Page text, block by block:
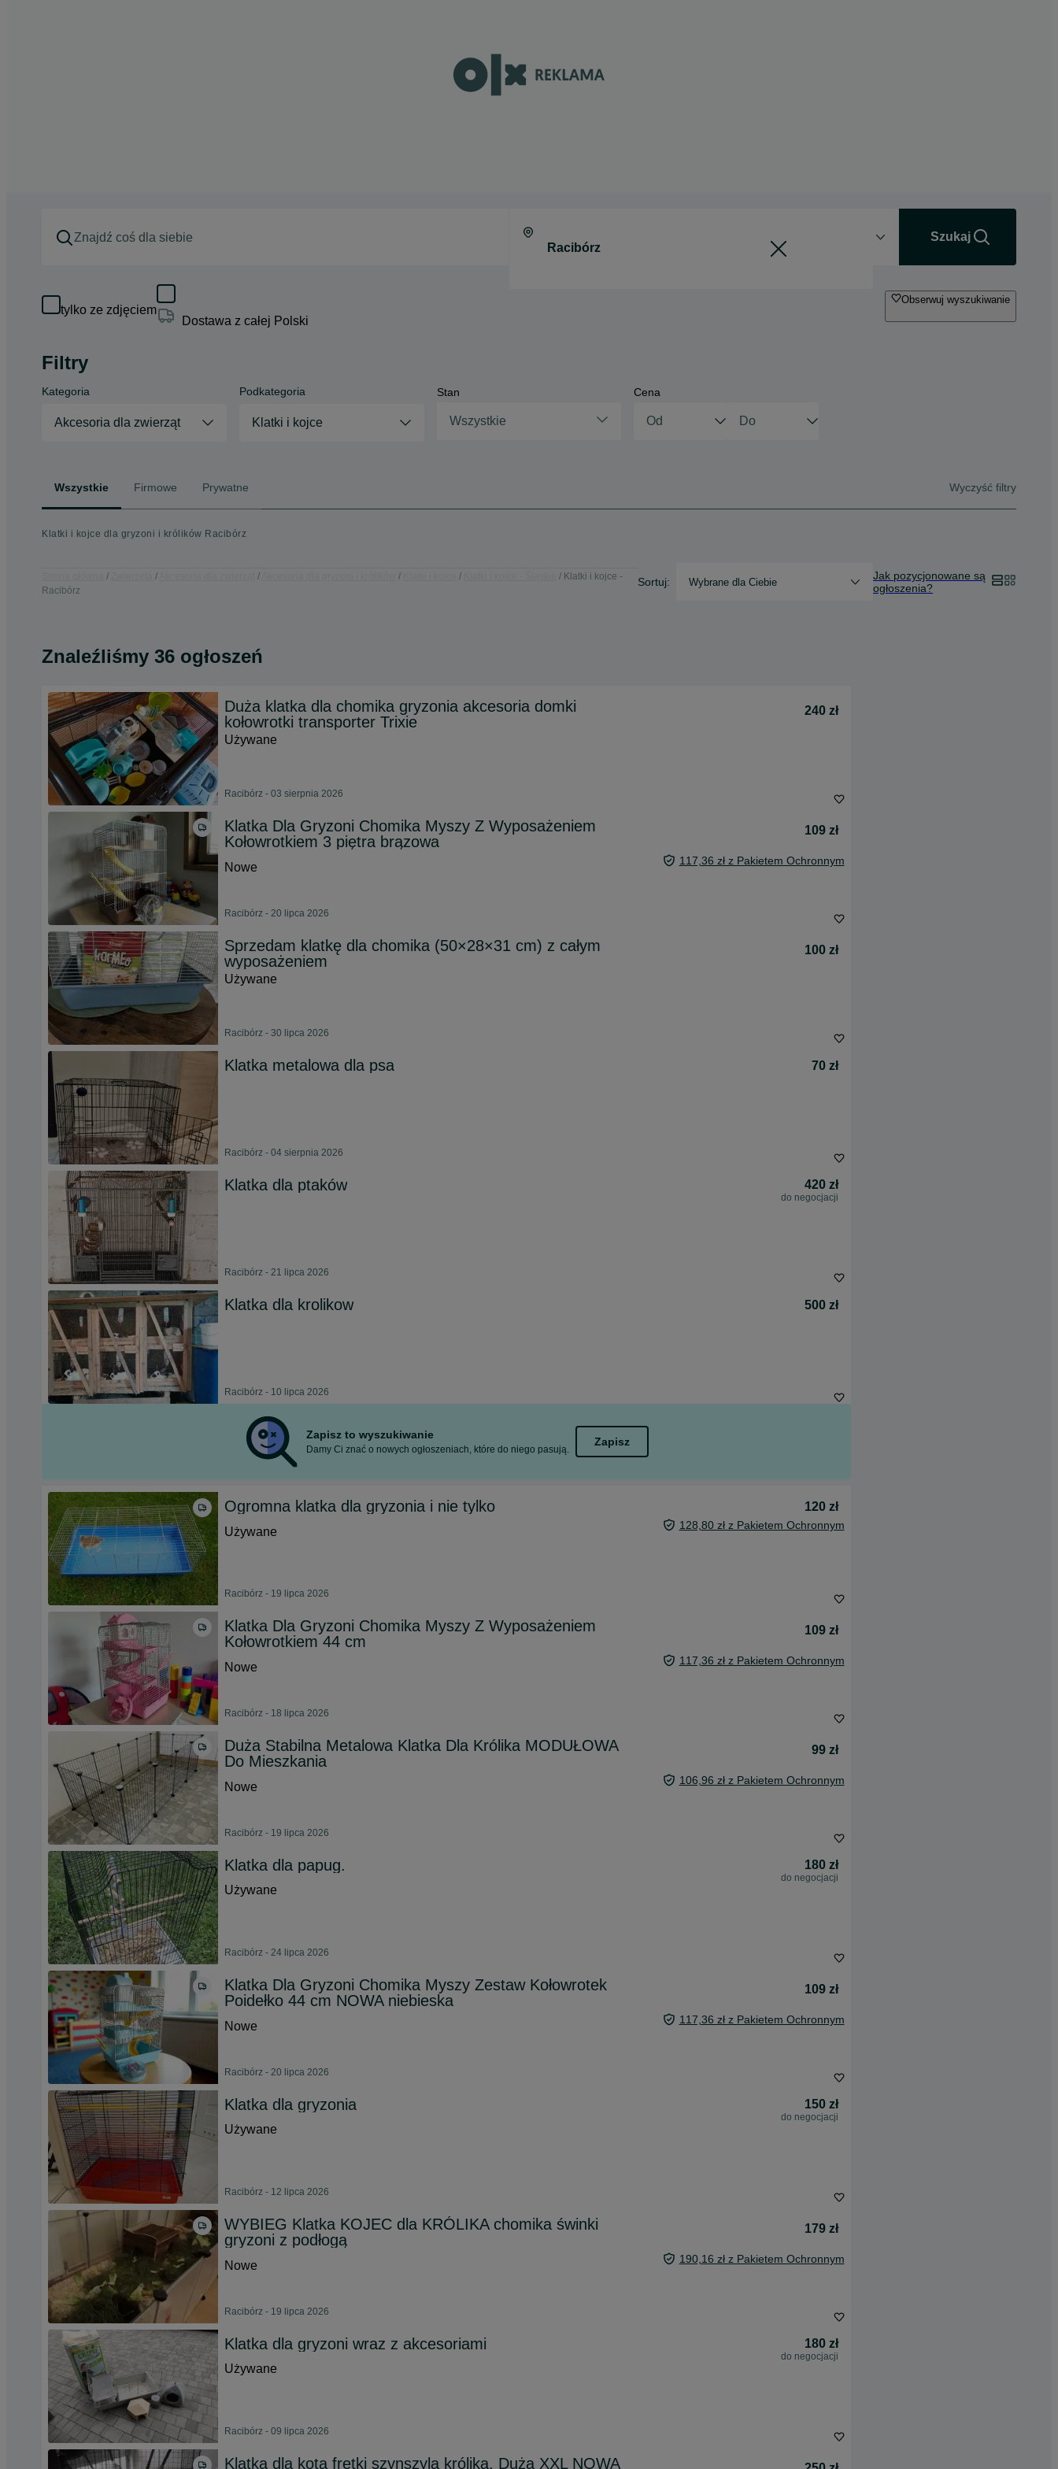
Szukaj
tylko ze zdjęciem
Dostawa z całej Polski
Obserwuj wyszukiwanie
Filtry
Kategoria
Akcesoria dla zwierząt
Podkategoria
Klatki i kojce
Stan
Wszystkie
Cena
Wszystkie Firmowe Prywatne Wyczyść filtry
Klatki i kojce dla gryzoni i królików Racibórz
Klatki i kojce -
Racibórz
Sortuj: Wybrane dla Ciebie
Jak pozycjonowane są
ogłoszenia?
Znaleźliśmy 36 ogłoszeń
Duża klatka dla chomika gryzonia akcesoria domki
kołowrotki transporter Trixie
240 zł
Używane
Racibórz - 03 sierpnia 2026
Klatka Dla Gryzoni Chomika Myszy Z Wyposażeniem
Kołowrotkiem 3 piętra brązowa
109 zł
Nowe 117,36 zł z Pakietem Ochronnym
Racibórz - 20 lipca 2026
Sprzedam klatkę dla chomika (50×28×31 cm) z całym
wyposażeniem
100 zł
Używane
Racibórz - 30 lipca 2026
Klatka metalowa dla psa 70 zł
Racibórz - 04 sierpnia 2026
Klatka dla ptaków 420 zł
do negocjacji
Racibórz - 21 lipca 2026
Klatka dla krolikow 500 zł
Racibórz - 10 lipca 2026
Zapisz to wyszukiwanie
Damy Ci znać o nowych ogłoszeniach, które do niego pasują.
Zapisz
Ogromna klatka dla gryzonia i nie tylko
120 zł
Używane
128,80 zł z Pakietem Ochronnym
Racibórz - 19 lipca 2026
Klatka Dla Gryzoni Chomika Myszy Z Wyposażeniem
Kołowrotkiem 44 cm
109 zł
Nowe 117,36 zł z Pakietem Ochronnym
Racibórz - 18 lipca 2026
Duża Stabilna Metalowa Klatka Dla Królika MODUŁOWA
Do Mieszkania
99 zł
Nowe 106,96 zł z Pakietem Ochronnym
Racibórz - 19 lipca 2026
Klatka dla papug. 180 zł
do negocjacji
Używane
Racibórz - 24 lipca 2026
Klatka Dla Gryzoni Chomika Myszy Zestaw Kołowrotek
Poidełko 44 cm NOWA niebieska
109 zł
Nowe 117,36 zł z Pakietem Ochronnym
Racibórz - 20 lipca 2026
Klatka dla gryzonia 150 zł
do negocjacji
Używane
Racibórz - 12 lipca 2026
WYBIEG Klatka KOJEC dla KRÓLIKA chomika świnki
gryzoni z podłogą
179 zł
Nowe 190,16 zł z Pakietem Ochronnym
Racibórz - 19 lipca 2026
Klatka dla gryzoni wraz z akcesoriami 180 zł
do negocjacji
Używane
Racibórz - 09 lipca 2026
Klatka dla kota fretki szynszyla królika, Duża XXL NOWA